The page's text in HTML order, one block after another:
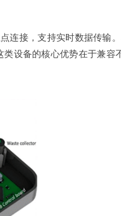
连接，支持实时数据传输
设备的核心优势在于兼容